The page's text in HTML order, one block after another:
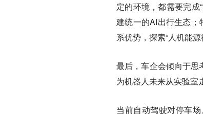
定的环境，都需要完
建统一的AI出行生态
系优势，探索“人机能
最后，车企会倾向于
为机器人未来从实验室
当前自动驾驶对停车